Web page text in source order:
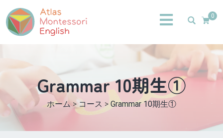
0
Grammar 10期生①
ホーム>コース > Grammar 10期生①